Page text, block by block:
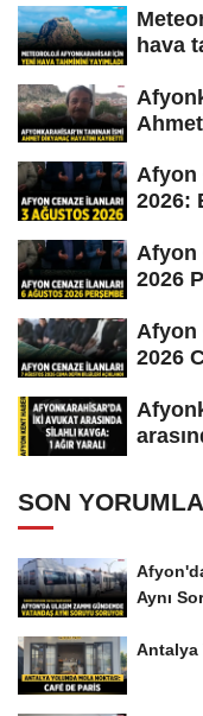
hava
Afyon
2026:
Afyon
2026
Afyon
2026
SON
Aynı
Antalya